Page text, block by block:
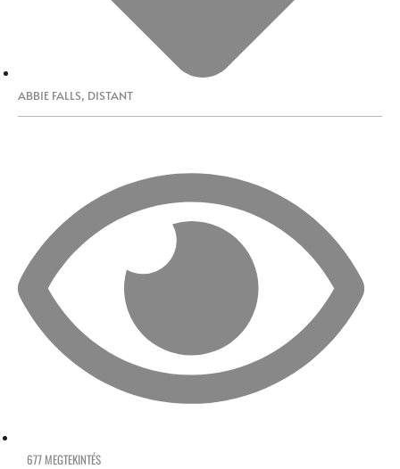
ABBIE FALLS, DISTANT
677 MEGTEKINTÉS